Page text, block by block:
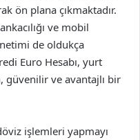
ön plana çıkmaktadır.
ve mobil
de oldukça
Euro Hesabı, yurt
güvenilir ve avantajlı bir
işlemleri yapmayı